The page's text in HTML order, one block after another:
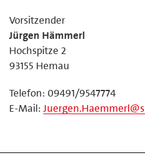
Vorsitzender
Jürgen Hämmerl
Hochspitze 2
93155 Hemau
Telefon: 09491/9547774
E-Mail: